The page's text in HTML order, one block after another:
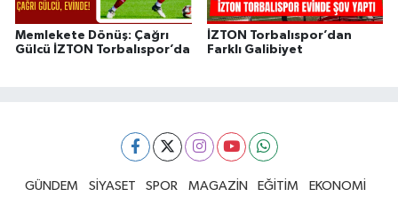
Memlekete Dönüş: Çağrı
Gülcü İZTON Torbalıspor’da
İZTON Torbalıspor’dan
Farklı Galibiyet
GÜNDEM SİYASET SPOR MAGAZİN EĞİTİM
EKONOMİ